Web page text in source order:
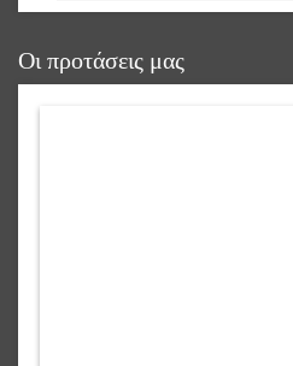
reading data...
Οι προτάσεις μας